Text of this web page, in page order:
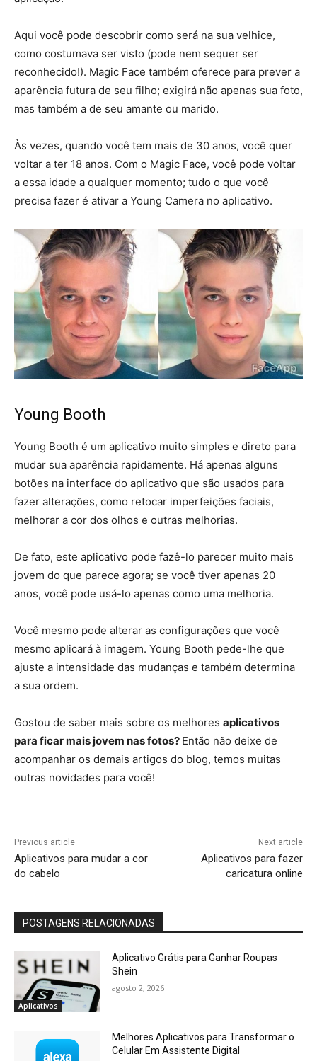
Aqui você pode descobrir como será na sua velhice,
como costumava ser visto (pode nem sequer ser
reconhecido!). Magic Face também oferece para prever a
aparência futura de seu filho; exigirá não apenas sua foto,
mas também a de seu amante ou marido.
Às vezes, quando você tem mais de 30 anos, você quer
voltar a ter 18 anos. Com o Magic Face, você pode voltar
a essa idade a qualquer momento; tudo o que você
precisa fazer é ativar a Young Camera no aplicativo.
Young Booth
Young Booth é um aplicativo muito simples e direto para
mudar sua aparência rapidamente. Há apenas alguns
botões na interface do aplicativo que são usados para
fazer alterações, como retocar imperfeições faciais,
melhorar a cor dos olhos e outras melhorias.
De fato, este aplicativo pode fazê-lo parecer muito mais
jovem do que parece agora; se você tiver apenas 20
anos, você pode usá-lo apenas como uma melhoria.
Você mesmo pode alterar as configurações que você
mesmo aplicará à imagem. Young Booth pede-lhe que
ajuste a intensidade das mudanças e também determina
a sua ordem.
Gostou de saber mais sobre os melhores aplicativos
para ficar mais jovem nas fotos? Então não deixe de
acompanhar os demais artigos do blog, temos muitas
outras novidades para você!
Previous article
Aplicativos para mudar a cor
do cabelo
Next article
Aplicativos para fazer
caricatura online
POSTAGENS RELACIONADAS
Aplicativos
Aplicativo Grátis para Ganhar Roupas
Shein
agosto 2, 2026
Melhores Aplicativos para Transformar o
Celular Em Assistente Digital